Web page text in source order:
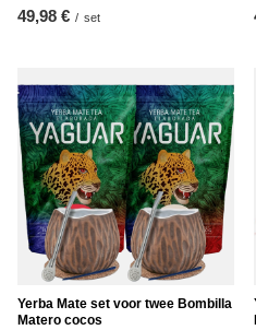
49,98 € / set
Yerba Mate set voor twee Bombilla
Matero cocos